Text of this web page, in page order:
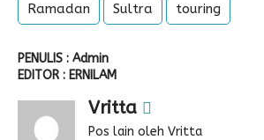
Ramadan Sultra touring
PENULIS : Admin
EDITOR : ERNILAM
Vritta
Pos lain oleh Vritta